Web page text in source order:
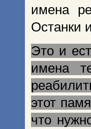
имена
Останки
Это и
имена
этот
что